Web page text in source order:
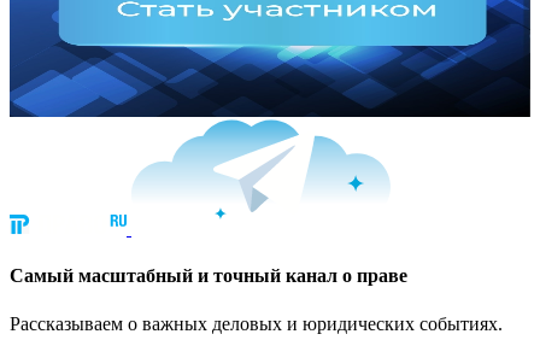
Cамый масштабный и точный канал о праве
Рассказываем о важных деловых и юридических событиях.